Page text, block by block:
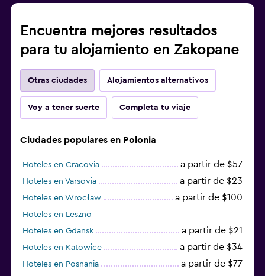
Encuentra mejores resultados
para tu alojamiento en Zakopane
Otras ciudades Alojamientos alternativos
Voy a tener suerte Completa tu viaje
Ciudades populares en Polonia
Hoteles en Cracovia a partir de $57
Hoteles en Varsovia a partir de $23
Hoteles en Wrocław a partir de $100
Hoteles en Leszno
Hoteles en Gdansk
a partir de $21
Hoteles en Katowice a partir de $34
Hoteles en Posnania a partir de $77